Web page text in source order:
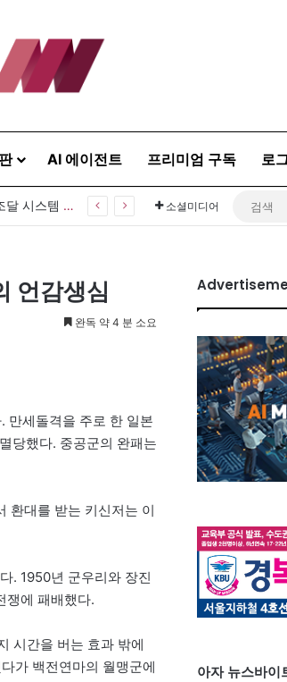
AI 에이전트 프리미엄 구독 로
방글라데시 홍역 비상, 5개월 간 어린이 860명 사망 “백신 조달 시스템 변경이 화근” 소셜미디어
언감생심
완독 약 4 분 소요
만세돌격을 주로 한 일본
당했다. 중공군의 완패는
환대를 받는 키신저는 이
. 1950년 군우리와 장진
쟁에 패배했다.
시간을 버는 효과 밖에
가 백전연마의 월맹군에
아자 뉴스바